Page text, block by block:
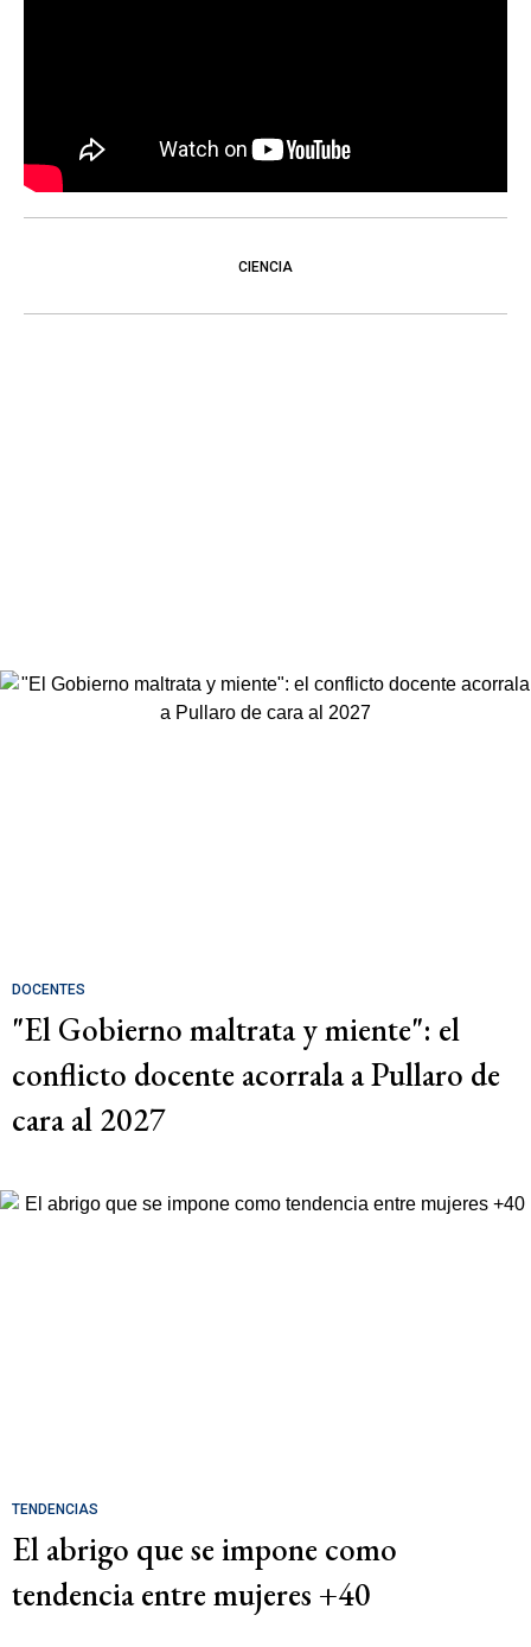
CIENCIA
DOCENTES
"El Gobierno maltrata y miente": el
conflicto docente acorrala a Pullaro de
cara al 2027
TENDENCIAS
El abrigo que se impone como
tendencia entre mujeres +40